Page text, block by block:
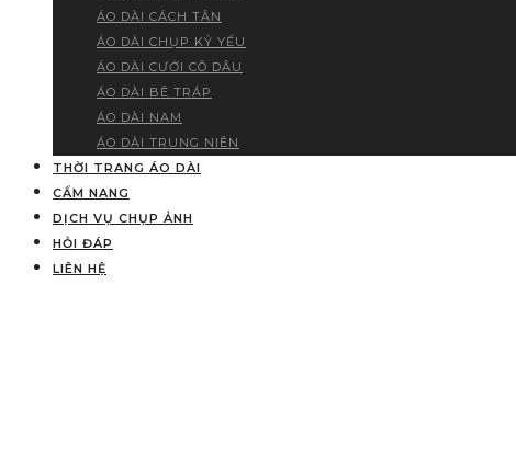
ÁO DÀI CÁCH TÂN
ÁO DÀI CHỤP KỶ YẾU
ÁO DÀI CƯỚI CÔ DÂU
ÁO DÀI BÊ TRÁP
ÁO DÀI NAM
ÁO DÀI TRUNG NIÊN
THỜI TRANG ÁO DÀI
CẨM NANG
DỊCH VỤ CHỤP ẢNH
HỎI ĐÁP
LIÊN HỆ